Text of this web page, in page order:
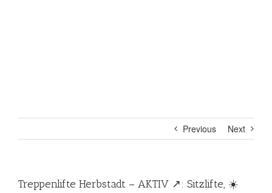
Previous Next
Treppenlifte Herbstadt – AKTIV ↗️: Sitzlifte, ☀️